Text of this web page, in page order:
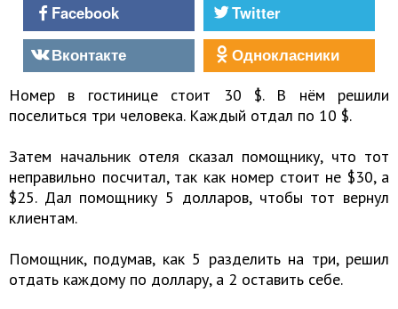
Facebook
Twitter
Вконтакте
Однокласники
Номер в гостинице стоит 30 $. В нём решили
поселиться три человека. Каждый отдал по 10 $.
Затем начальник отеля сказал помощнику, что тот
неправильно посчитал, так как номер стоит не $30, а
$25. Дал помощнику 5 долларов, чтобы тот вернул
клиентам.
Помощник, подумав, как 5 разделить на три, решил
отдать каждому по доллару, а 2 оставить себе.